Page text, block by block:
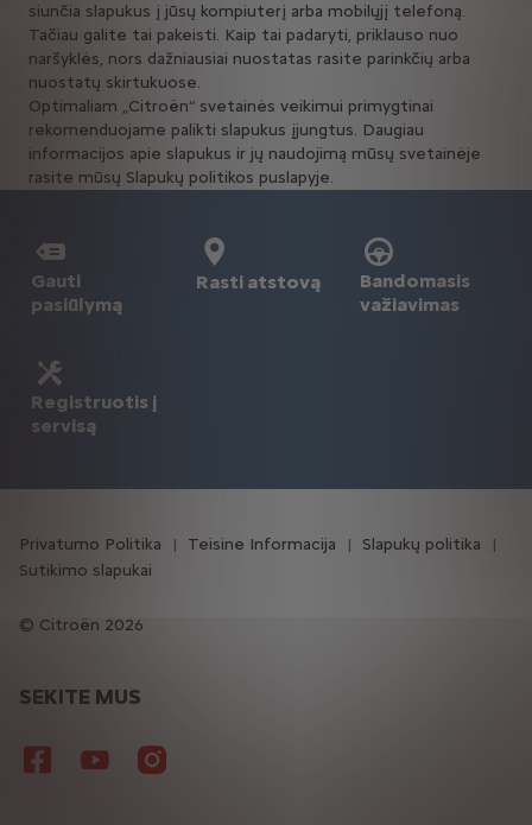
siunčia slapukus į jūsų kompiuterį arba mobilųjį telefoną.
Tačiau galite tai pakeisti. Kaip tai padaryti, priklauso nuo
naršyklės, nors dažniausiai nuostatas rasite parinkčių arba
nuostatų skirtukuose.
Optimaliam „Citroën“ svetainės veikimui primygtinai
rekomenduojame palikti slapukus įjungtus. Daugiau
informacijos apie slapukus ir jų naudojimą mūsų svetainėje
rasite mūsų Slapukų politikos puslapyje.
Gauti
pasiūlymą
Rasti atstovą
Bandomasis
važiavimas
Registruotis į
servisą
SEKITE MUS
Citroën 2026
Privatumo Politika Teisine Informacija
Slapukų politika
Sutikimo slapukai